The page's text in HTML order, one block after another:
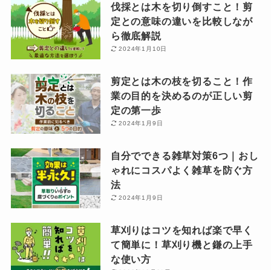
伐採とは木を切り倒すこと！剪
定との意味の違いを比較しなが
ら徹底解説
2024年1月10日
剪定とは木の枝を切ること！作
業の目的を決めるのが正しい剪
定の第一歩
2024年1月9日
自分でできる雑草対策6つ｜おし
ゃれにコスパよく雑草を防ぐ方
法
2024年1月9日
草刈りはコツを知れば楽で早く
て簡単に！草刈り機と鎌の上手
な使い方